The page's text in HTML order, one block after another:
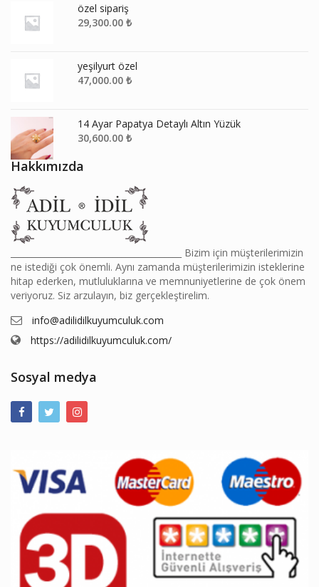
özel sipariş
29,300.00 ₺
yeşilyurt özel
47,000.00 ₺
14 Ayar Papatya Detaylı Altın Yüzük
30,600.00 ₺
Hakkımızda
________________________________________ Bizim için müşterilerimizin
ne istediği çok önemli. Aynı zamanda müşterilerimizin isteklerine
hitap ederken, mutluluklarına ve memnuniyetlerine de çok önem
veriyoruz. Siz arzulayın, biz gerçekleştirelim.
info@adilidilkuyumculuk.com
https://adilidilkuyumculuk.com/
Sosyal medya